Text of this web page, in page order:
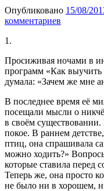
Опубликовано 15/08/
комментариев
1.
Просиживая ночами в
программ «Как выучить
думала: «Зачем же мне
В последнее время её
посещали мысли о
в своём существовании.
покое. В раннем
птиц, она спрашивала
можно ходить?»
которые ставила перед
Теперь же, она просто
не было ни в хорошем,